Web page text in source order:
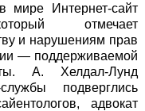
мире Интернет-сайт
отмечает
и нарушениям прав
— поддерживаемой
А. Хелдал-Лунд
подверглись
адвокат